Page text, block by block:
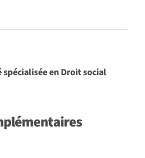
en Droit social